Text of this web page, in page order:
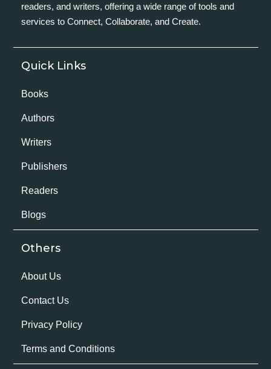
readers, and writers, offering a wide range of tools and
services to Connect, Collaborate, and Create.
Quick Links
Books
Authors
Writers
Publishers
Readers
Blogs
Others
About Us
Contact Us
Privacy Policy
Terms and Conditions